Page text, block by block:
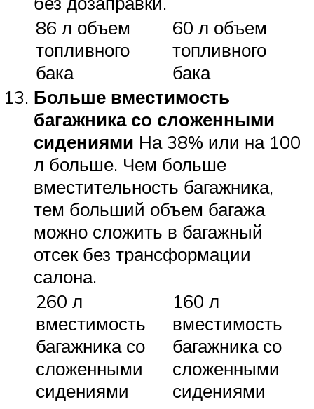
86 л объем
топливного
бака
60 л объем
топливного
бака
Больше вместимость
багажника со сложенными
сидениями На 38% или на 100
л больше. Чем больше
вместительность багажника,
тем больший объем багажа
можно сложить в багажный
отсек без трансформации
салона.
260 л
вместимость
багажника со
сложенными
сидениями
160 л
вместимость
багажника со
сложенными
сидениями